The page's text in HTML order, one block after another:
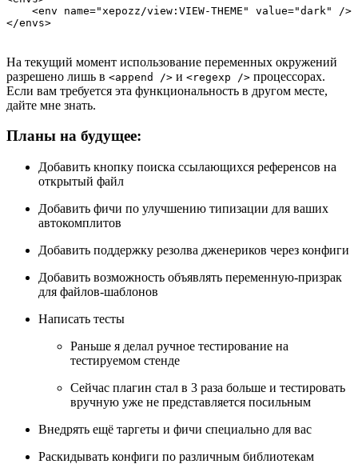
<env name="xepozz/view:VIEW-THEME" value="dark"
На текущий момент использование переменных окружений
разрешено лишь в <append /> и <regexp /> процессорах.
Если вам требуется эта функциональность в другом месте,
дайте мне знать.
Планы на будущее:
Добавить кнопку поиска ссылающихся референсов на
открытый файл
Добавить фичи по улучшению типизации для ваших
автокомплитов
Добавить поддержку резолва дженериков через конфиги
Добавить возможность объявлять переменную-призрак
для файлов-шаблонов
Написать тесты
Раньше я делал ручное тестирование на
тестируемом стенде
Сейчас плагин стал в 3 раза больше и тестировать
вручную уже не представляется посильным
Внедрять ещё таргеты и фичи специально для вас
Раскидывать конфиги по различным библиотекам